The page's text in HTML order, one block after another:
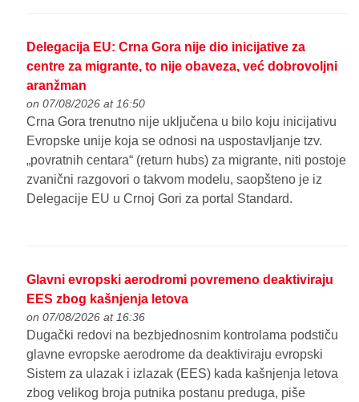
Delegacija EU: Crna Gora nije dio inicijative za
centre za migrante, to nije obaveza, već dobrovoljni
aranžman
on 07/08/2026 at 16:50
Crna Gora trenutno nije uključena u bilo koju inicijativu
Evropske unije koja se odnosi na uspostavljanje tzv.
„povratnih centara“ (return hubs) za migrante, niti postoje
zvanični razgovori o takvom modelu, saopšteno je iz
Delegacije EU u Crnoj Gori za portal Standard.
Glavni evropski aerodromi povremeno deaktiviraju
EES zbog kašnjenja letova
on 07/08/2026 at 16:36
Dugački redovi na bezbjednosnim kontrolama podstiču
glavne evropske aerodrome da deaktiviraju evropski
Sistem za ulazak i izlazak (EES) kada kašnjenja letova
zbog velikog broja putnika postanu preduga, piše